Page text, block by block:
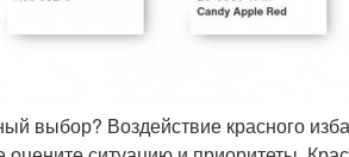
выбор? Воздействие красного